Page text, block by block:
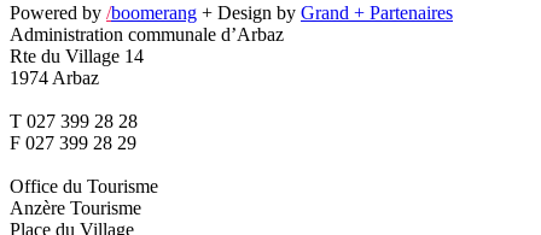
Powered by /boomerang + Design by Grand + Partenaires
Administration communale d’Arbaz
Rte du Village 14
1974 Arbaz
T 027 399 28 28
F 027 399 28 29
Office du Tourisme
Anzère Tourisme
Place du Village